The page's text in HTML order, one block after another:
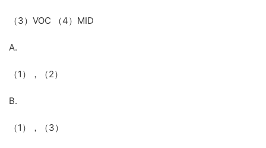
（3）VOC （4）MID
A.
（1），（2）
B.
（1），（3）